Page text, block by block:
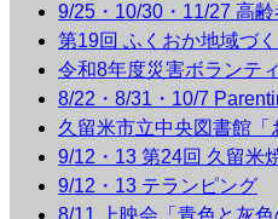
9/25・10/30・11/27 高
第19回 ふくおか地域づ
令和8年度災害ボランテ
8/22・8/31・10/7
久留米市立中央図書館「
9/12・13 第24回 久留米
9/12・13 テランピング
8/11 上映会「青色と灰色